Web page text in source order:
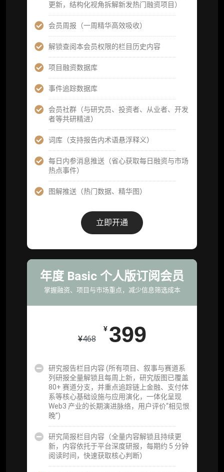
更新，结构化视角拆解新发热门融资项目）
会员周报（一周精华高效吸收）
解锁查阅本会员权限的栏目历史内容
项目融资数据库
事件追踪数据库
会员社群（与研究员、投资者、从业者、开发
者等共研精进）
词库（支持报告内术语悬浮释义）
每日内参消息推送（省心获取每日融资与市场
热点事件）
图解推送（热门数据、精华图）
立即开通
年度 Basic 个人版订阅会员
掌握融资、项目与市场重点，减少信息筛选成本
¥468
¥ 399
研究报告栏目内容 (所有项目、叙事与赛道系
列研报全量解锁且每周上新，研究版图已覆盖
80+ 赛道分支，并重点追踪链上金融、支付体
系等核心基础设施与应用演化，一体化呈现
Web3 产业的长期演进脉络，用户评价“相见恨
晚”)
研究简报栏目内容（全量内容解锁且持续更
新，内容依托于平台深度研报，每期约 5 分钟
阅读时间，快速获取核心判断）
立即开通
机构高级年度服务会员
获得专业团队定制研究支持
¥ 59800
企业多账号 (3 席位，若需增加席位请联系客
服)
提供一页纸格局图、机构视角附录、结构化数
据集与定向持续追踪数据库，将研报内容沉淀
为可复用、可复核、可持续追踪的机构级研究
定制化研究服务（1次，课题/选题经审核通过
后，由业内享有盛誉的研究团队为你开展专项
研究，并交付一份完整研究报告）
及研究方向预告，提前了解核心观察变量与后
提前获取研报权（ 6 次，官方发布研报预告后
分析师 1 对 1 沟通（1 小时，话题需审核）
分析师专属答疑服务（3 次提问，话题需审
核）
查阅分析师答疑精华汇总栏目（精选高价值沉
机构专属社群（与业内高管、机构、基金等共
研精进）